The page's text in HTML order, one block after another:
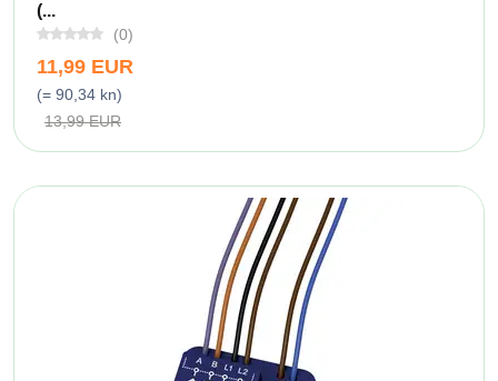
(...
(0)
11,99 EUR
(= 90,34 kn)
13,99 EUR